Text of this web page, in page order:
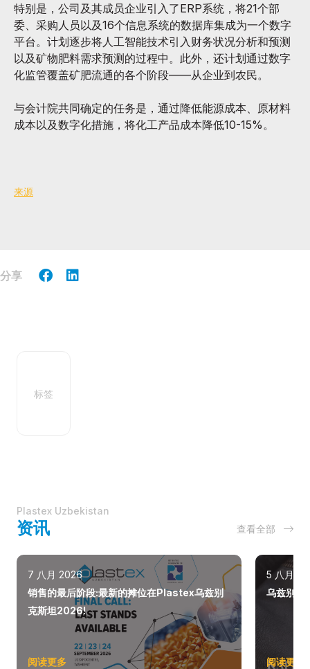
特别是，公司及其成员企业引入了ERP系统，将21个部
委、采购人员以及16个信息系统的数据库集成为一个数字
平台。计划逐步将人工智能技术引入财务状况分析和预测
以及矿物肥料需求预测的过程中。此外，还计划通过数字
化监管覆盖矿肥流通的各个阶段——从企业到农民。
与会计院共同确定的任务是，通过降低能源成本、原材料
成本以及数字化措施，将化工产品成本降低10-15%。
来源
分享
标签
Plastex Uzbekistan
资讯 查看全部
7 八月 2026
销售的最后阶段:最新的摊位在Plastex乌兹别
克斯坦2026!
阅读更多
5 八月
乌兹别克
阅读更多